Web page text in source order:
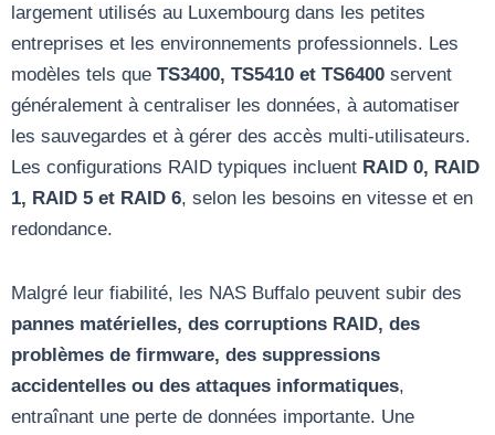
largement utilisés au Luxembourg dans les petites
entreprises et les environnements professionnels. Les
modèles tels que TS3400, TS5410 et TS6400 servent
généralement à centraliser les données, à automatiser
les sauvegardes et à gérer des accès multi-utilisateurs.
Les configurations RAID typiques incluent RAID 0, RAID
1, RAID 5 et RAID 6, selon les besoins en vitesse et en
redondance.
Malgré leur fiabilité, les NAS Buffalo peuvent subir des
pannes matérielles, des corruptions RAID, des
problèmes de firmware, des suppressions
accidentelles ou des attaques informatiques,
entraînant une perte de données importante. Une